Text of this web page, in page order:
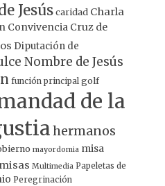
Jesús caridad Charla
Convivencia Cruz de
Diputación de
Nombre de Jesús
función principal golf
de la
hermanos
mayordomia misa
misas Multimedia Papeletas de
Peregrinación